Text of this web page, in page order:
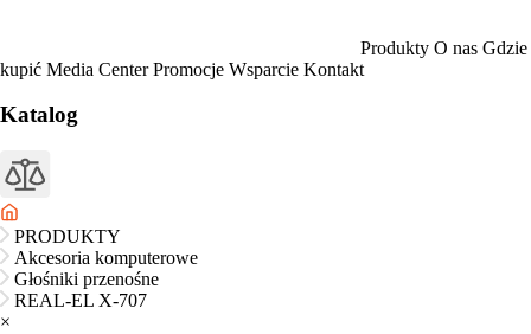
Produkty O nas Gdzie
kupić Media CenterPromocje Wsparcie Kontakt
Katalog
PRODUKTY
Akcesoria komputerowe
Głośniki przenośne
REAL-EL X-707
×